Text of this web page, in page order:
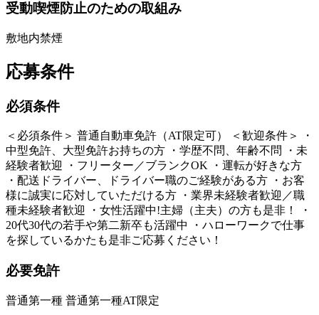
受動喫煙防止のための取組み
敷地内禁煙
応募条件
必須条件
＜必須条件＞ 普通自動車免許（AT限定可） ＜歓迎条件＞ ・
中型免許、大型免許お持ちの方 ・学歴不問、年齢不問 ・未
経験者歓迎 ・フリーター／ブランクOK ・運転が好きな方
・配送ドライバー、ドライバー職のご経験がある方 ・お客
様に誠実に応対していただける方 ・業界未経験者歓迎／職
種未経験者歓迎 ・女性活躍中!主婦（主夫）の方も是非！ ・
20代30代の若手や第二新卒も活躍中 ・ハローワークで仕事
を探しているかたも是非ご応募ください！
必要免許
普通第一種 普通第一種AT限定